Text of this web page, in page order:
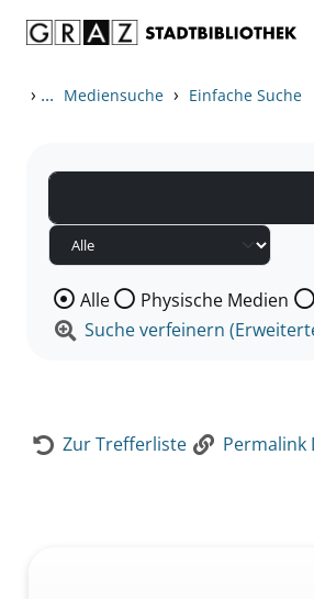
› ... Mediensuche › Einfache Suche
Wählen Sie die Medienart
Alle Physische Medien
Suche verfeinern
Zur Trefferliste Permalink